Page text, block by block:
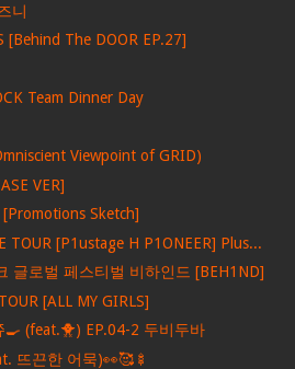
니
[Behind The DOOR EP.27]
Team Dinner Day
Viewpoint of GRID)
VER]
Sketch]
TOUR [P1ustage H P1ONEER] Plus...
글로벌 페스티벌 비하인드 [BEH1ND]
[ALL MY GIRLS]
🍳 (feat.🐥) EP.04-2 두비두바
뜨끈한 어묵)👀🥰🍢